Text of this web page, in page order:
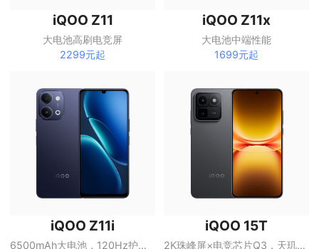
iQOO Z11
大电池高刷电竞屏
2299元起
iQOO Z11x
大电池中端性能
1699元起
iQOO Z11i
6500mAh大电池，120Hz护眼屏
iQOO 15T
2K珠峰屏×电竞芯片Q3，天玑9500 Monster版，8000mAh超薄蓝海电池